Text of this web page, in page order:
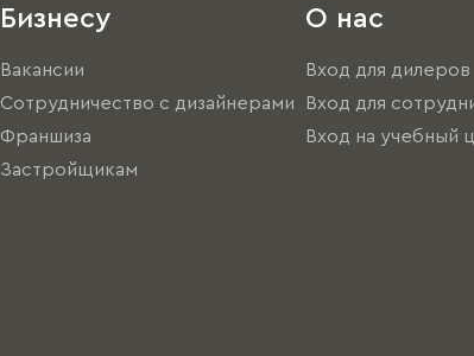
Бизнесу
Вакансии
Сотрудничество с дизайнерами
Франшиза
Застройщикам
О нас
Вход для дилеров
Вход для
Вход на учебный